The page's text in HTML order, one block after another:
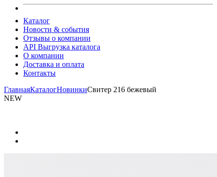
Каталог
Новости & события
Отзывы о компании
API Выгрузка каталога
О компании
Доставка и оплата
Контакты
ГлавнаяКаталогНовинкиСвитер 216 бежевый
NEW